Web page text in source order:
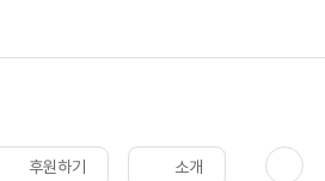
후원하기 소개